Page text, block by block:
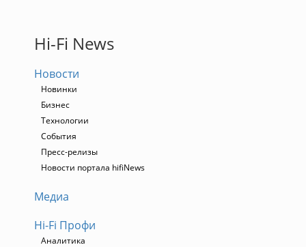
Hi-Fi News
Новости
Новинки
Бизнес
Технологии
События
Пресс-релизы
Новости портала hifiNews
Медиа
Hi-Fi Профи
Аналитика